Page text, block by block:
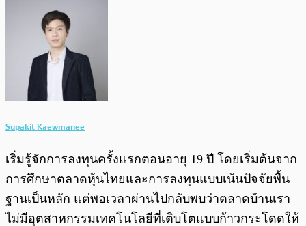
Supakit Kaewmanee
เริ่มรู้จักการลงทุนครั้งแรกตอนอายุ 19 ปี โดยเริ่มต้นจาก
การศึกษาตลาดหุ้นไทยและการลงทุนแบบเน้นปัจจัยพื้น
ฐานเป็นหลัก แต่พอเวลาผ่านไปกลับพบว่าตลาดบ้านเรา
ไม่มีอุตสาหกรรมเทคโนโลยีที่เติบโตแบบก้าวกระโดดให้